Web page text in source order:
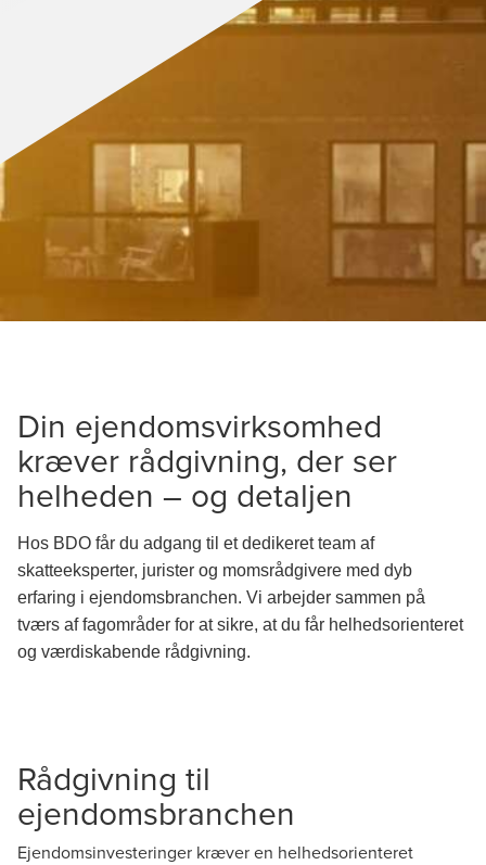
Din ejendomsvirksomhed
kræver rådgivning, der ser
helheden – og detaljen
Hos BDO får du adgang til et dedikeret team af
skatteeksperter, jurister og momsrådgivere med dyb
erfaring i ejendomsbranchen. Vi arbejder sammen på
tværs af fagområder for at sikre, at du får helhedsorienteret
og værdiskabende rådgivning.
Rådgivning til
ejendomsbranchen
Ejendomsinvesteringer kræver en helhedsorienteret